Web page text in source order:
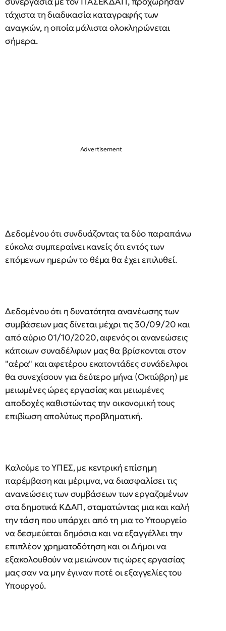
τάχιστα τη διαδικασία καταγραφής των
αναγκών, η οποία μάλιστα ολοκληρώνεται
σήμερα.
Δεδομένου ότι συνδυάζοντας τα δύο παραπάνω
εύκολα συμπεραίνει κανείς ότι εντός των
επόμενων ημερών το θέμα θα έχει επιλυθεί.
Δεδομένου ότι η δυνατότητα ανανέωσης των
συμβάσεων μας δίνεται μέχρι τις 30/09/20 και
από αύριο 01/10/2020, αφενός οι ανανεώσεις
κάποιων συναδέλφων μας θα βρίσκονται στον
"αέρα" και αφετέρου εκατοντάδες συνάδελφοι
θα συνεχίσουν για δεύτερο μήνα (Οκτώβρη) με
μειωμένες ώρες εργασίας και μειωμένες
αποδοχές καθιστώντας την οικονομική τους
επιβίωση απολύτως προβληματική.
Καλούμε το ΥΠΕΣ, με κεντρική επίσημη
παρέμβαση και μέριμνα, να διασφαλίσει τις
ανανεώσεις των συμβάσεων των εργαζομένων
στα δημοτικά ΚΔΑΠ, σταματώντας μια και καλή
την τάση που υπάρχει από τη μια το Υπουργείο
να δεσμεύεται δημόσια και να εξαγγέλλει την
επιπλέον χρηματοδότηση και οι Δήμοι να
εξακολουθούν να μειώνουν τις ώρες εργασίας
μας σαν να μην έγιναν ποτέ οι εξαγγελίες του
Υπουργού.